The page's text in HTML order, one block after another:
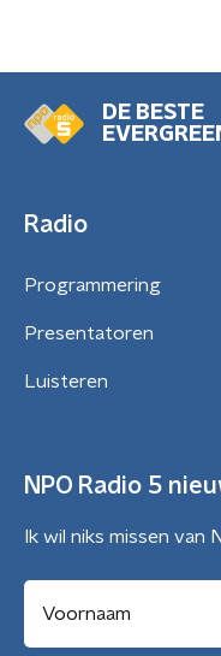
DE BESTE
Radio
Programmering
Presentatoren
Luisteren
NPO Radio 5
Ik wil niks missen van